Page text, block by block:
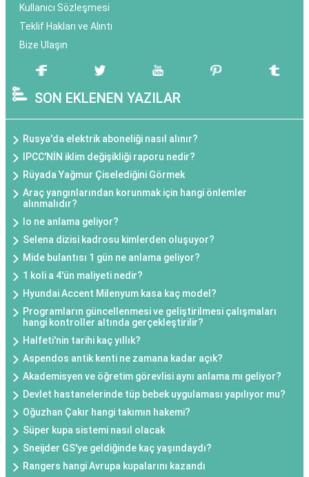
Kullanıcı Sözleşmesi
Teklif Hakları ve Alıntı
Bize Ulaşın
SON EKLENEN YAZILAR
Rusya'da elektrik aboneliği nasıl alınır?
IPCC'NİN iklim değişikliği raporu nedir?
Rüyada Yağmur Çiselediğini Görmek
Araç yangınlarından korunmak için hangi önlemler
alınmalıdır?
Io ne anlama geliyor?
Selena dizisi kadrosu kimlerden oluşuyor?
Mide bulantısı 1 gün ne anlama geliyor?
1 koli a 4'ün maliyeti nedir?
Hyundai Accent Milenyum kasa kaç model?
Programların güncellenmesi ve geliştirilmesi çalışmaları
hangi kontroller altında gerçekleştirilir?
Halfeti'nin tarihi kaç yıllık?
Aspendos antik kenti ne zamana kadar açık?
Akademisyen ve öğretim görevlisi aynı anlama mı geliyor?
Devlet hastanelerinde tüp bebek uygulaması yapılıyor mu?
Oğuzhan Çakır hangi takımın hakemi?
Süper kupa sistemi nasıl olacak
Sneijder GS'ye geldiğinde kaç yaşındaydı?
Rangers hangi Avrupa kupalarını kazandı